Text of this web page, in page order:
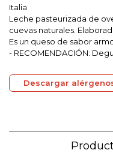
Italia
Leche pasteurizada de
cuevas naturales.
Es un queso de sabor
- RECOMENDACIÓN:
Descargar